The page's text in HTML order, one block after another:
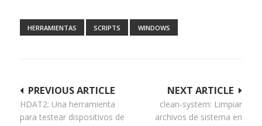
HERRAMIENTAS SCRIPTS WINDOWS
Navegación
de
NEXT ARTICLE
clean-system: Limpiar
archivos de sistema en
PREVIOUS ARTICLE
HDAT2: Una herramienta
para testear dispositivos de